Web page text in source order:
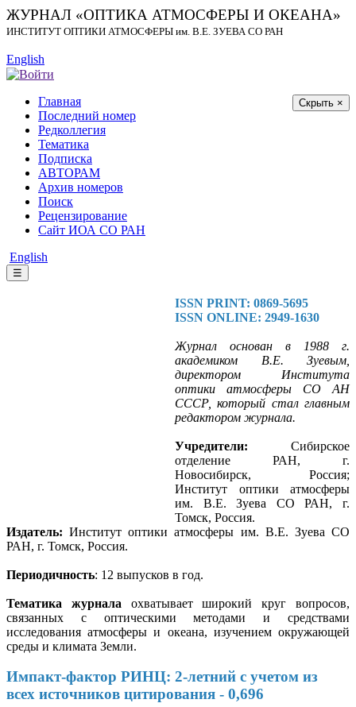
ЖУРНАЛ «ОПТИКА АТМОСФЕРЫ И ОКЕАНА»
ИНСТИТУТ ОПТИКИ АТМОСФЕРЫ им. В.Е. ЗУЕВА СО РАН
English
Скрыть ×
Главная
Последний номер
Редколлегия
Тематика
Подписка
АВТОРАМ
Архив номеров
Поиск
Рецензирование
Сайт ИОА СО РАН
English
☰
ISSN PRINT: 0869-5695
ISSN ONLINE: 2949-1630
Журнал основан в 1988 г.
академиком В.Е. Зуевым,
директором Института
оптики атмосферы СО АН
СССР, который стал главным
редактором журнала.
Учредители: Сибирское
отделение РАН, г.
Новосибирск, Россия;
Институт оптики атмосферы
им. В.Е. Зуева СО РАН, г.
Томск, Россия.
Издатель: Институт оптики атмосферы им. В.Е. Зуева СО
РАН, г. Томск, Россия.
Периодичность: 12 выпусков в год.
Тематика журнала охватывает широкий круг вопросов,
связанных
с оптическими методами и средствами
исследования атмосферы и океана, изучением окружающей
среды и климата Земли.
Импакт-фактор РИНЦ: 2-летний с учетом из
всех источников цитирования - 0,696